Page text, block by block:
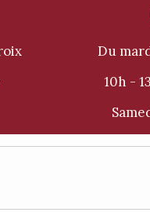
Du
10h -